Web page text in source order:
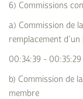
6) Commissions
a) Commission de
remplacement
00:34:39 - 00:35:29
b) Commission de
membre